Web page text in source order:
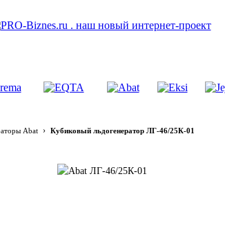
Abat › Кубиковый льдогенератор ЛГ-46/25К-01